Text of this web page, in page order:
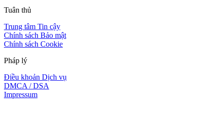
Tuân thủ
Trung tâm Tin cậy
Chính sách Bảo mật
Chính sách Cookie
Pháp lý
Điều khoản Dịch vụ
DMCA / DSA
Impressum